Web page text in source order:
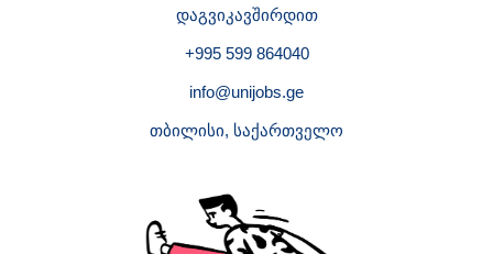
დაგვიკავშირდით
+995 599 864040
info@unijobs.ge
თბილისი, საქართველო